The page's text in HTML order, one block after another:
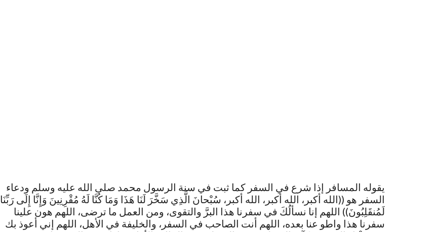
يقوله المسافر إذا شرع في السفر كما ثبت في سنة الرسول محمد صلى الله عليه وسلم ودعاء
السفر هو ((الله أكبر، الله أكبر، الله أكبر، سُبْحانَ الَّذِي سَخَّرَ لَنَا هَذَا وَمَا كُنَّا لَهُ مُقْرِنِينَ وَإِنَّا إِلَى رَبِّنَا
لَمُنقَلِبُونَ)) اللهم إنا نسألُكَ في سفرنا هذا البرَّ والتقوى، ومن العمل ما ترضى، اللهم هون علينا
سفرنا هذا واطو عنا بعده، اللهم أنت الصاحب في السفر، والخليفة في الأهل، اللهم إني أعوذ بك